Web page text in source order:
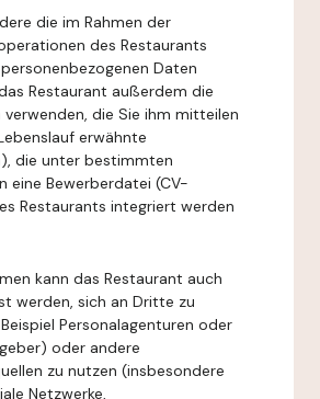
die im Rahmen der
des Restaurants
Daten
Restaurant außerdem die
die Sie ihm mitteilen
erwähnte
die unter bestimmten
eine Bewerberdatei (CV-
Restaurants integriert werden
kann das Restaurant auch
werden, sich an Dritte zu
Personalagenturen oder
oder andere
zu nutzen (insbesondere
Netzwerke,